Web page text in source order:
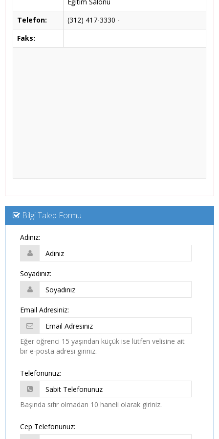
Telefon:
(312) 417-3330 -
Faks:
-
Bilgi Talep Formu
Adınız:
Soyadınız:
Email Adresiniz:
Eğer öğrenci 15 yaşından küçük ise lütfen velisine ait
bir e-posta adresi giriniz.
Telefonunuz:
Başında sıfır olmadan 10 haneli olarak giriniz.
Cep Telefonunuz: